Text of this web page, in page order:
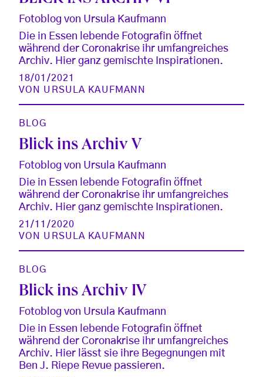
Fotoblog von Ursula Kaufmann
Die in Essen lebende Fotografin öffnet
während der Coronakrise ihr umfangreiches
Archiv. Hier ganz gemischte Inspirationen.
18/01/2021
VON URSULA KAUFMANN
BLOG
Blick ins Archiv V
Fotoblog von Ursula Kaufmann
Die in Essen lebende Fotografin öffnet
während der Coronakrise ihr umfangreiches
Archiv. Hier ganz gemischte Inspirationen.
21/11/2020
VON URSULA KAUFMANN
BLOG
Blick ins Archiv IV
Fotoblog von Ursula Kaufmann
Die in Essen lebende Fotografin öffnet
während der Coronakrise ihr umfangreiches
Archiv. Hier lässt sie ihre Begegnungen mit
Ben J. Riepe Revue passieren.